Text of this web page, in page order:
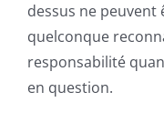
dessus ne peuvent
quelconque
responsabilité
en question.